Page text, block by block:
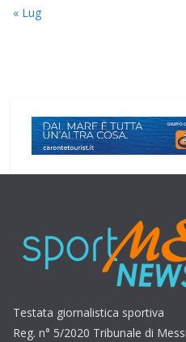
« Lug
Testata giornalistica sportiva
Reg. n° 5/2020 Tribunale di